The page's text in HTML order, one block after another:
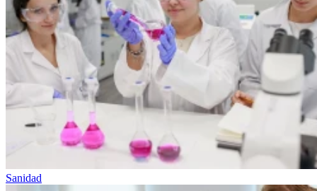
Sanidad